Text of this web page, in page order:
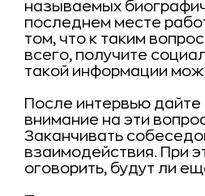
называемых
последнем месте
том, что к таким
всего, получите
такой информации
После интервью
внимание на эти
Заканчивать
взаимодействия. При
оговорить, будут ли